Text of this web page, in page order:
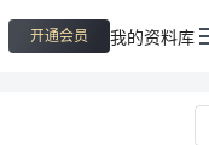
开通会员 我的资料库